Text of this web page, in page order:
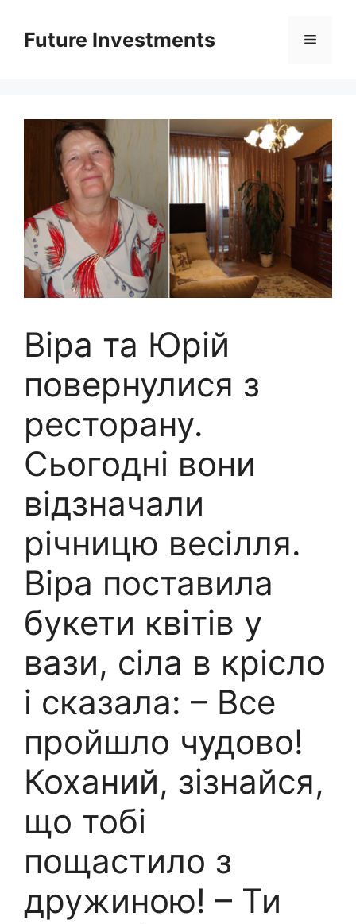
вмістуFuture Investments Меню
Віра та Юрій
повернулися з
ресторану.
Cьогодні вони
відзначали
річницю весілля.
Віра поставила
букети квітів у
вази, сіла в крісло
і сказала: – Все
пройшло чудово!
Коханий, зізнайся,
що тобі
пощастило з
дружиною! – Ти